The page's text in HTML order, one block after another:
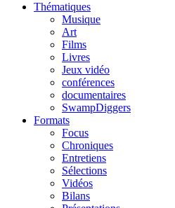
Thématiques
Musique
Art
Films
Livres
Jeux vidéo
conférences
documentaires
SwampDiggers
Formats
Focus
Chroniques
Entretiens
Sélections
Vidéos
Bilans